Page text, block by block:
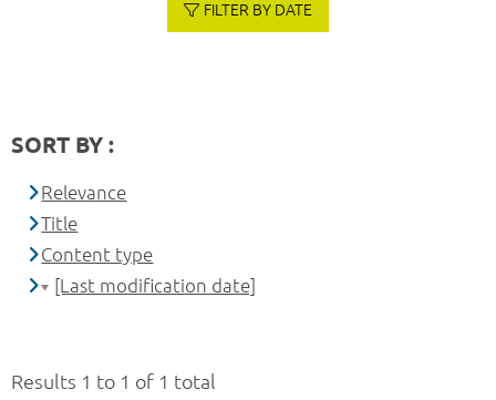
Results 1 to 1 of 1 total
FILTER BY DATE
SORT BY :
Relevance
Title
Content type
[Last modification date]